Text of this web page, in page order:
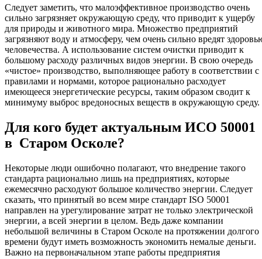
Следует заметить, что малоэффективное производство очень
сильно загрязняет окружающую среду, что приводит к ущербу
для природы и животного мира. Множество предприятий
загрязняют воду и атмосферу, чем очень сильно вредят
человечества. А использование систем очистки приводит к
большому расходу различных видов энергии. В свою очередь
«чистое» производство, выполняющее работу в соответствии с
правилами и нормами, которое рационально расходует
имеющееся энергетические ресурсы, таким образом сводит к
минимуму выброс вредоносных веществ в окружающую среду.
Для кого будет актуальным ИСО 50001
в Старом Осколе?
Некоторые люди ошибочно полагают, что внедрение такого
стандарта рационально лишь на предприятиях, которые
ежемесячно расходуют большое количество энергии. Следует
сказать, что принятый во всем мире стандарт ISO 50001
направлен на урегулирование затрат не только электрической
энергии, а всей энергии в целом. Ведь даже компании
небольшой величины в Старом Осколе на протяжении долгого
времени будут иметь возможность экономить немалые деньги.
Важно на первоначальном этапе работы предприятия